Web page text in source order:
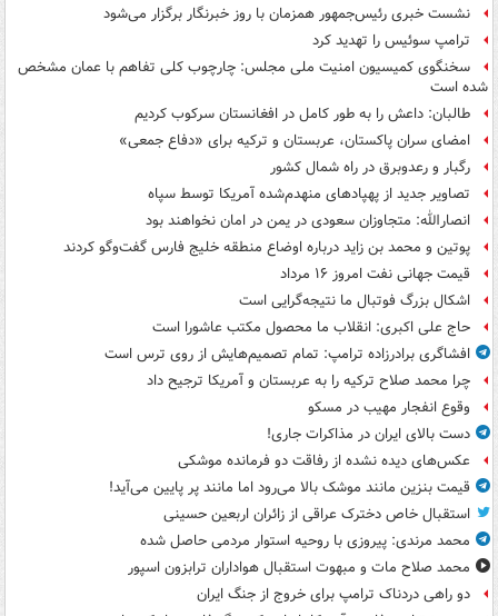
نشست خبری رئیس‌جمهور همزمان با روز خبرنگار برگزار می‌شود
ترامپ سوئیس را تهدید کرد
سخنگوی کمیسیون امنیت ملی مجلس: چارچوب کلی تفاهم با عمان مشخص
شده است
طالبان: داعش را به طور کامل در افغانستان سرکوب کردیم
امضای سران پاکستان، عربستان و ترکیه برای «دفاع جمعی»
رگبار و رعدوبرق در راه شمال کشور
تصاویر جدید از پهپادهای منهدم‌شده آمریکا توسط سپاه
انصارالله: متجاوزان سعودی در یمن در امان نخواهند بود
پوتین و محمد بن زاید درباره اوضاع منطقه خلیج فارس گفت‌وگو کردند
قیمت جهانی نفت امروز ۱۶ مرداد
اشکال بزرگ فوتبال ما نتیجه‌گرایی است
حاج علی اکبری: انقلاب ما محصول مکتب عاشورا است
افشاگری برادرزاده ترامپ: تمام تصمیم‌هایش از روی ترس است
چرا محمد صلاح ترکیه را به عربستان و آمریکا ترجیح داد
وقوع انفجار مهیب در مسکو
دست بالای ایران در مذاکرات جاری!
عکس‌های دیده نشده از رفاقت دو فرمانده‌ موشکی
قیمت بنزین مانند موشک بالا می‌رود اما مانند پر پایین می‌آید!
استقبال خاص دخترک عراقی از زائران اربعین حسینی
محمد مرندی: پیروزی با روحیه استوار مردمی حاصل شده
محمد صلاح مات و مبهوت استقبال هواداران ترابزون اسپور
دو راهی دردناک ترامپ برای خروج از جنگ ایران